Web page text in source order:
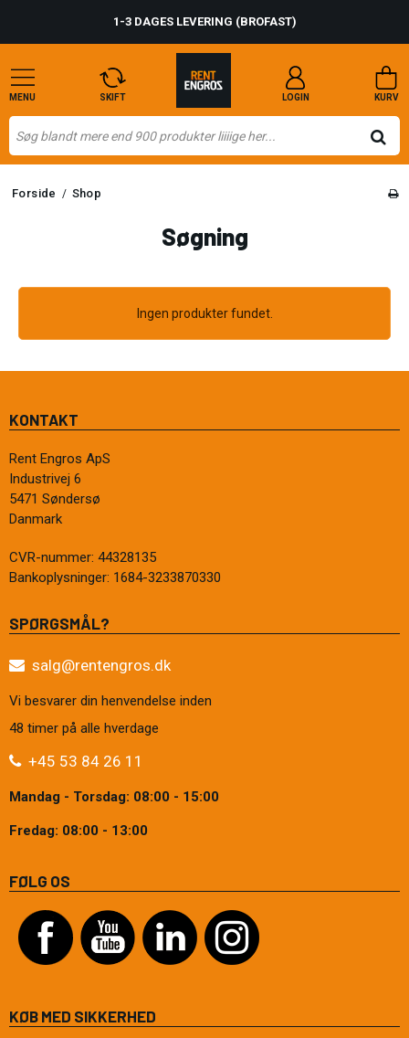
1-3 DAGES LEVERING (BROFAST)
MENU SKIFT LOGIN KURV
Forside / Shop
Søgning
Ingen produkter fundet.
KONTAKT
Rent Engros ApS
Industrivej 6
5471 Søndersø
Danmark
CVR-nummer: 44328135
Bankoplysninger: 1684-3233870330
SPØRGSMÅL?
salg@rentengros.dk
Vi besvarer din henvendelse inden
48 timer på alle hverdage
+45 53 84 26 11
Mandag - Torsdag: 08:00 - 15:00
Fredag: 08:00 - 13:00
FØLG OS
KØB MED SIKKERHED